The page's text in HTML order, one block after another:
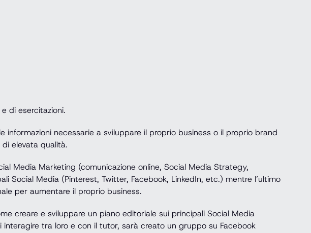
di esercitazioni.
necessarie a sviluppare il proprio business o il proprio brand
elevata qualità.
Media Marketing (comunicazione online, Social Media Strategy,
Social Media (Pinterest, Twitter, Facebook, LinkedIn, etc.) mentre l’ultimo
per aumentare il proprio business.
creare e sviluppare un piano editoriale sui principali Social Media
tra loro e con il tutor, sarà creato un gruppo su Facebook